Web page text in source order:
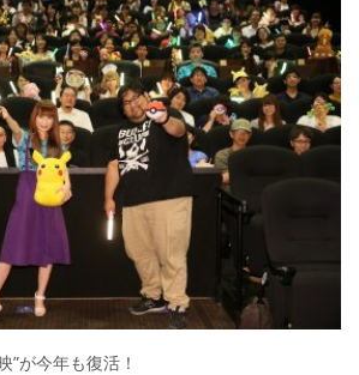
”が今年も復活！